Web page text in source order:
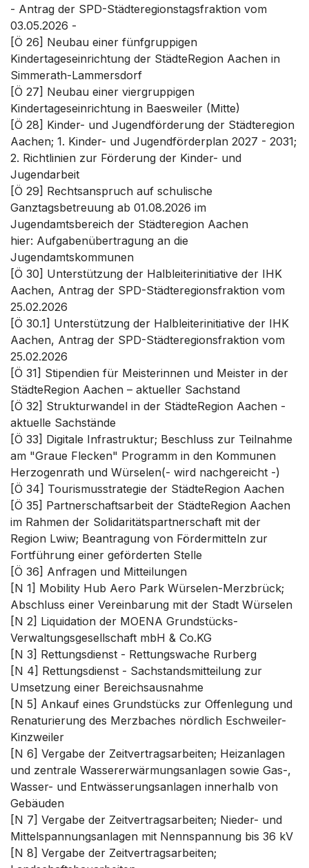
- Antrag der SPD-Städteregionstagsfraktion vom
03.05.2026 -
[Ö 26] Neubau einer fünfgruppigen
Kindertageseinrichtung der StädteRegion Aachen in
Simmerath-Lammersdorf
[Ö 27] Neubau einer viergruppigen
Kindertageseinrichtung in Baesweiler (Mitte)
[Ö 28] Kinder- und Jugendförderung der Städteregion
Aachen; 1. Kinder- und Jugendförderplan 2027 - 2031;
2. Richtlinien zur Förderung der Kinder- und
Jugendarbeit
[Ö 29] Rechtsanspruch auf schulische
Ganztagsbetreuung ab 01.08.2026 im
Jugendamtsbereich der Städteregion Aachen
hier: Aufgabenübertragung an die
Jugendamtskommunen
[Ö 30] Unterstützung der Halbleiterinitiative der IHK
Aachen, Antrag der SPD-Städteregionsfraktion vom
25.02.2026
[Ö 30.1] Unterstützung der Halbleiterinitiative der IHK
Aachen, Antrag der SPD-Städteregionsfraktion vom
25.02.2026
[Ö 31] Stipendien für Meisterinnen und Meister in der
StädteRegion Aachen – aktueller Sachstand
[Ö 32] Strukturwandel in der StädteRegion Aachen -
aktuelle Sachstände
[Ö 33] Digitale Infrastruktur; Beschluss zur Teilnahme
am "Graue Flecken" Programm in den Kommunen
Herzogenrath und Würselen(- wird nachgereicht -)
[Ö 34] Tourismusstrategie der StädteRegion Aachen
[Ö 35] Partnerschaftsarbeit der StädteRegion Aachen
im Rahmen der Solidaritätspartnerschaft mit der
Region Lwiw; Beantragung von Fördermitteln zur
Fortführung einer geförderten Stelle
[Ö 36] Anfragen und Mitteilungen
[N 1] Mobility Hub Aero Park Würselen-Merzbrück;
Abschluss einer Vereinbarung mit der Stadt Würselen
[N 2] Liquidation der MOENA Grundstücks-
Verwaltungsgesellschaft mbH & Co.KG
[N 3] Rettungsdienst - Rettungswache Rurberg
[N 4] Rettungsdienst - Sachstandsmitteilung zur
Umsetzung einer Bereichsausnahme
[N 5] Ankauf eines Grundstücks zur Offenlegung und
Renaturierung des Merzbaches nördlich Eschweiler-
Kinzweiler
[N 6] Vergabe der Zeitvertragsarbeiten; Heizanlagen
und zentrale Wassererwärmungsanlagen sowie Gas-,
Wasser- und Entwässerungsanlagen innerhalb von
Gebäuden
[N 7] Vergabe der Zeitvertragsarbeiten; Nieder- und
Mittelspannungsanlagen mit Nennspannung bis 36 kV
[N 8] Vergabe der Zeitvertragsarbeiten;